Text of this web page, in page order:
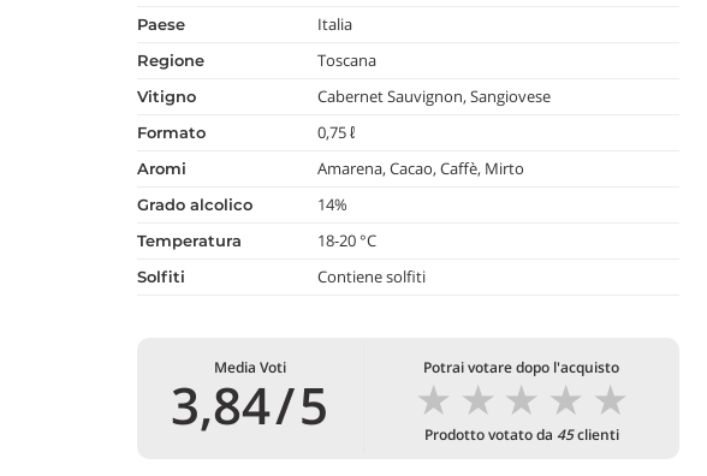
paese Italia
regione Toscana
vitigno Cabernet Sauvignon, Sangiovese
formato 0,75 ℓ
aromi Amarena, Cacao, Caffè, Mirto
grado alcolico 14%
temperatura 18-20 °C
Solfiti Contiene solfiti
Media Voti
3,84/5
Potrai votare dopo l'acquisto
★
★
★
★
★
Prodotto votato da 45clienti